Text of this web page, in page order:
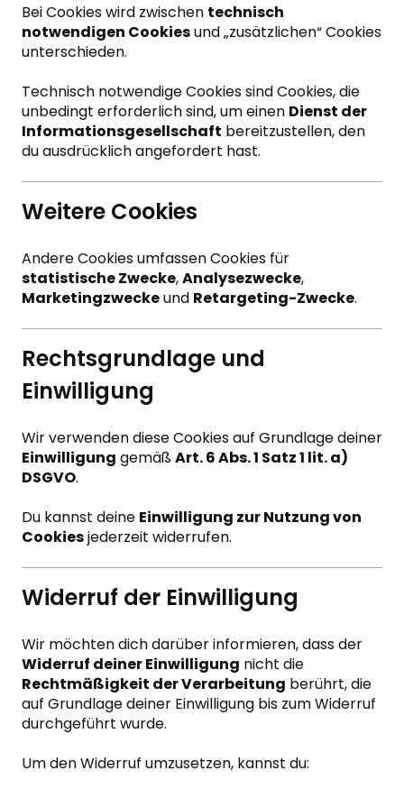
Bei Cookies wird zwischen technisch
notwendigen Cookiesund „zusätzlichen“ Cookies
unterschieden.
Technisch notwendige Cookies sind Cookies, die
unbedingt erforderlich sind, um einen Dienst der
Informationsgesellschaft bereitzustellen, den
du ausdrücklich angefordert hast.
Weitere Cookies
Andere Cookies umfassen Cookies für
statistische Zwecke,Analysezwecke,
Marketingzweckeund Retargeting-Zwecke.
Rechtsgrundlage und
Einwilligung
Wir verwenden diese Cookies auf Grundlage deiner
Einwilligung gemäß Art. 6 Abs. 1 Satz 1 lit. a)
DSGVO.
Du kannst deine Einwilligung zur Nutzung von
Cookiesjederzeit widerrufen.
Widerruf der Einwilligung
Wir möchten dich darüber informieren, dass der
Widerruf deiner Einwilligung nicht die
Rechtmäßigkeit der Verarbeitung berührt, die
auf Grundlage deiner Einwilligung bis zum Widerruf
durchgeführt wurde.
Um den Widerruf umzusetzen, kannst du: